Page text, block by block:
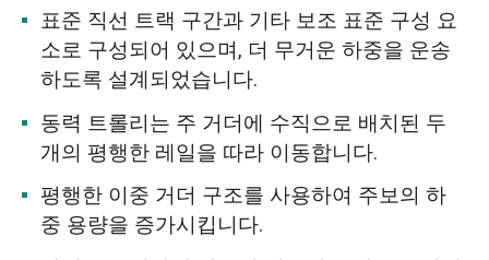
표준 직선 트랙 구간과 기타 보조 표준 구성 요
소로 구성되어 있으며, 더 무거운 하중을 운송
하도록 설계되었습니다.
동력 트롤리는 주 거더에 수직으로 배치된 두
개의 평행한 레일을 따라 이동합니다.
평행한 이중 거더 구조를 사용하여 주보의 하
중 용량을 증가시킵니다.